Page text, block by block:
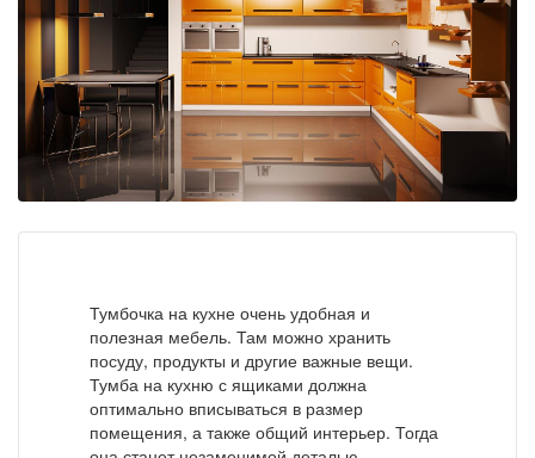
Тумбочка на кухне очень удобная и
полезная мебель. Там можно хранить
посуду, продукты и другие важные вещи.
Тумба на кухню с ящиками должна
оптимально вписываться в размер
помещения, а также общий интерьер. Тогда